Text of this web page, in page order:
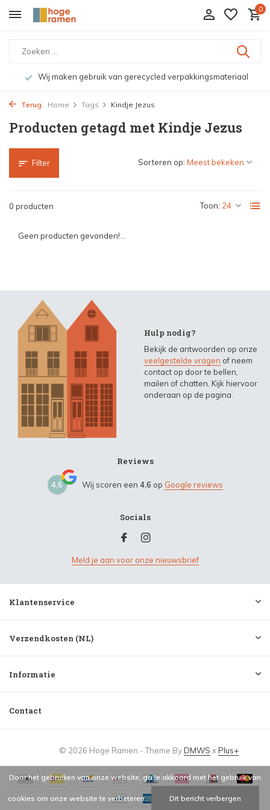
0
Wij maken gebruik van gerecycled verpakkingsmateriaal
Terug Home Tags Kindje Jezus
Producten getagd met Kindje Jezus
Filter
0 producten Toon:
Sorteren op:
Geen producten gevonden!...
Hulp nodig?
Bekijk de antwoorden op onze
veelgestelde vragen of neem
contact op door te bellen,
mailen of chatten. Kijk hiervoor
onderaan op de pagina.
Reviews
4,6 Wij scoren een 4,6 op Google reviews
Socials
Meld je aan voor onze nieuwsbrief
Klantenservice
Verzendkosten (NL)
Informatie
Contact
© 2026 Hoge Ramen - Theme ByDMWS xPlus+
Door het gebruiken van onze website, ga je akkoord met het gebruik van
cookies om onze website te verbeteren. Dit bericht verbergen